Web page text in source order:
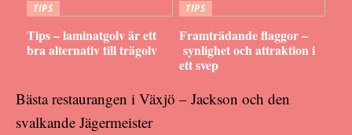
TIPS
Tips – laminatgolv är ett
bra alternativ till trägolv
TIPS
Framträdande flaggor –
synlighet och attraktion i
ett svep
Bästa restaurangen i Växjö – Jackson och den
svalkande Jägermeister